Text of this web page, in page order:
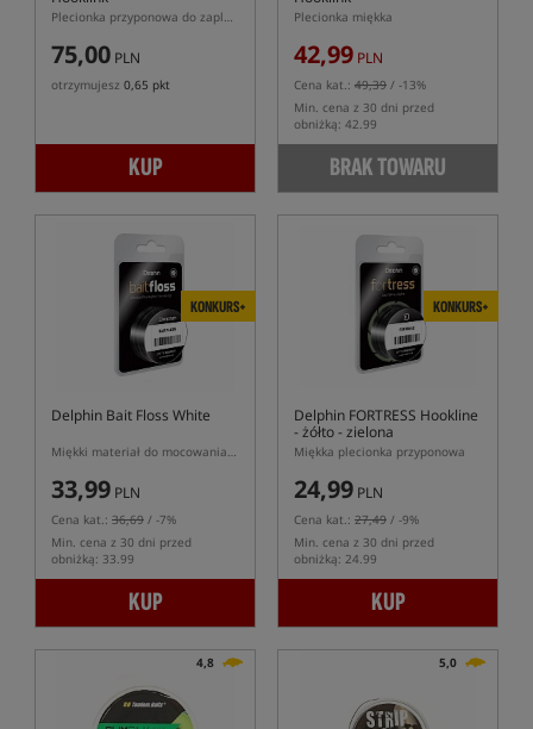
Plecionka przyponowa do zaplatania
75,00 PLN
otrzymujesz 0,65 pkt
KUP
Plecionka miękka
42,99 PLN
Cena kat.: 49,39 / -13%
Min. cena z 30 dni przed
obniżką: 42.99
BRAK TOWARU
KONKURS+
Delphin Bait Floss White
Miękki materiał do mocowania przynęt na przyponie
33,99 PLN
Cena kat.: 36,69 / -7%
Min. cena z 30 dni przed
obniżką: 33.99
KUP
KONKURS+
Delphin FORTRESS Hookline
- żółto - zielona
Miękka plecionka przyponowa
24,99 PLN
Cena kat.: 27,49 / -9%
Min. cena z 30 dni przed
obniżką: 24.99
KUP
4,8 5,0